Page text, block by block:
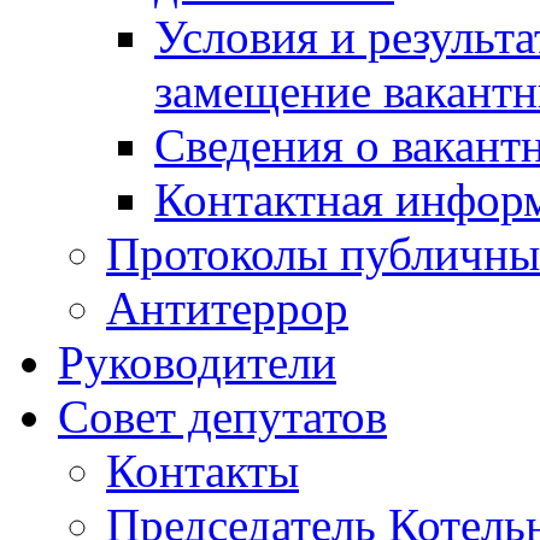
Условия и
замещение
Сведения о
Контактная
Протоколы
Антитеррор
Руководители
Совет депутатов
Контакты
Председатель